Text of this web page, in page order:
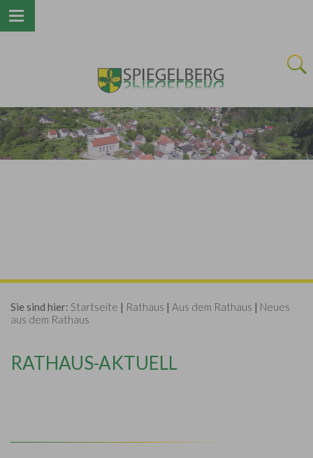
Sie sind hier: Startseite | Rathaus | Aus dem Rathaus | Neues
aus dem Rathaus
RATHAUS-AKTUELL